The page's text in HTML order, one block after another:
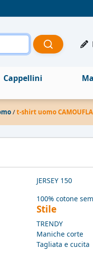
Cappellini
/t-shirt uomo
JERSEY 150
100% cotone
Stile
TRENDY
Maniche corte
Tagliata e cucita